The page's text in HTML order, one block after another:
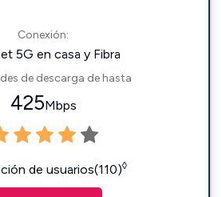
Conexión:
5G en casa y Fibra
de descarga de hasta
425Mbps
de usuarios(110)◊